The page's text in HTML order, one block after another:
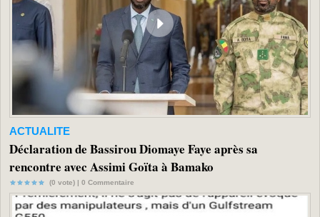
ACTUALITE
Déclaration de Bassirou Diomaye Faye après sa
rencontre avec Assimi Goïta à Bamako
(0 vote) | 0 Commentaire